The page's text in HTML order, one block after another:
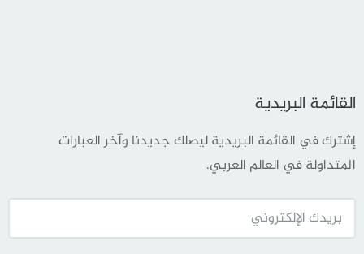
القائمة البريدية
إشترك في القائمة البريدية ليصلك جديدنا وآخر العبارات
المتداولة في العالم العربي.